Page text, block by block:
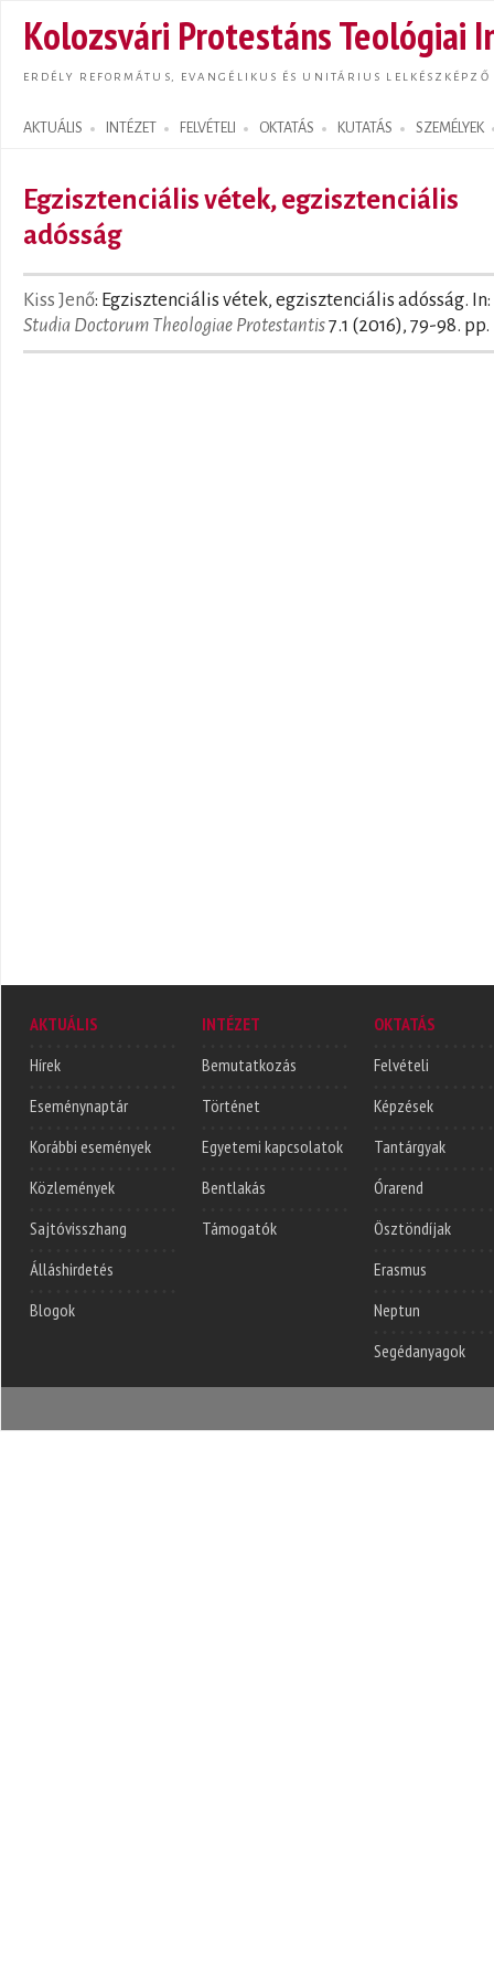
Kolozsvári Protestáns Teológiai
ERDÉLY REFORMÁTUS, EVANGÉLIKUS ÉS UNITÁRIUS LELKÉSZKÉPZŐ
AKTUÁLIS INTÉZET FELVÉTELI OKTATÁS KUTATÁS SZEMÉLYEK
Search form
Egzisztenciális vétek, egzisztenciális
adósság
Kiss Jenő: Egzisztenciális vétek, egzisztenciális adósság. In:
Studia Doctorum Theologiae Protestantis7.1 (2016), 79-98. pp.
AKTUÁLIS
Hírek
Eseménynaptár
Korábbi események
Közlemények
Sajtóvisszhang
Álláshirdetés
Blogok
INTÉZET
Bemutatkozás
Történet
Egyetemi kapcsolatok
Bentlakás
Támogatók
OKTATÁS
Felvételi
Képzések
Tantárgyak
Órarend
Ösztöndíjak
Erasmus
Neptun
Segédanyagok